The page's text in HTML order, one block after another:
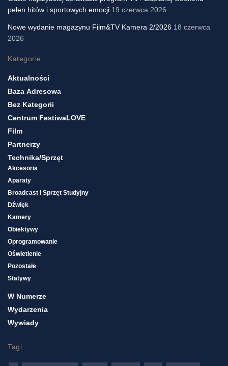
pełen hitów i sportowych emocji 19 czerwca 2026
Nowe wydanie magazynu Film&TV Kamera 2/2026 18 czerwca
2026
Kategorie
Aktualności
Baza Adresowa
Bez Kategorii
Centrum FestiwaLOVE
Film
Partnerzy
Technika/sprzęt
Akcesoria
Aparaty
Broadcast I Sprzęt Studyjny
Dźwięk
Kamery
Obiektywy
Oprogramowanie
Oświetlenie
Pozostałe
Statywy
W Numerze
Wydarzenia
Wywiady
Tagi